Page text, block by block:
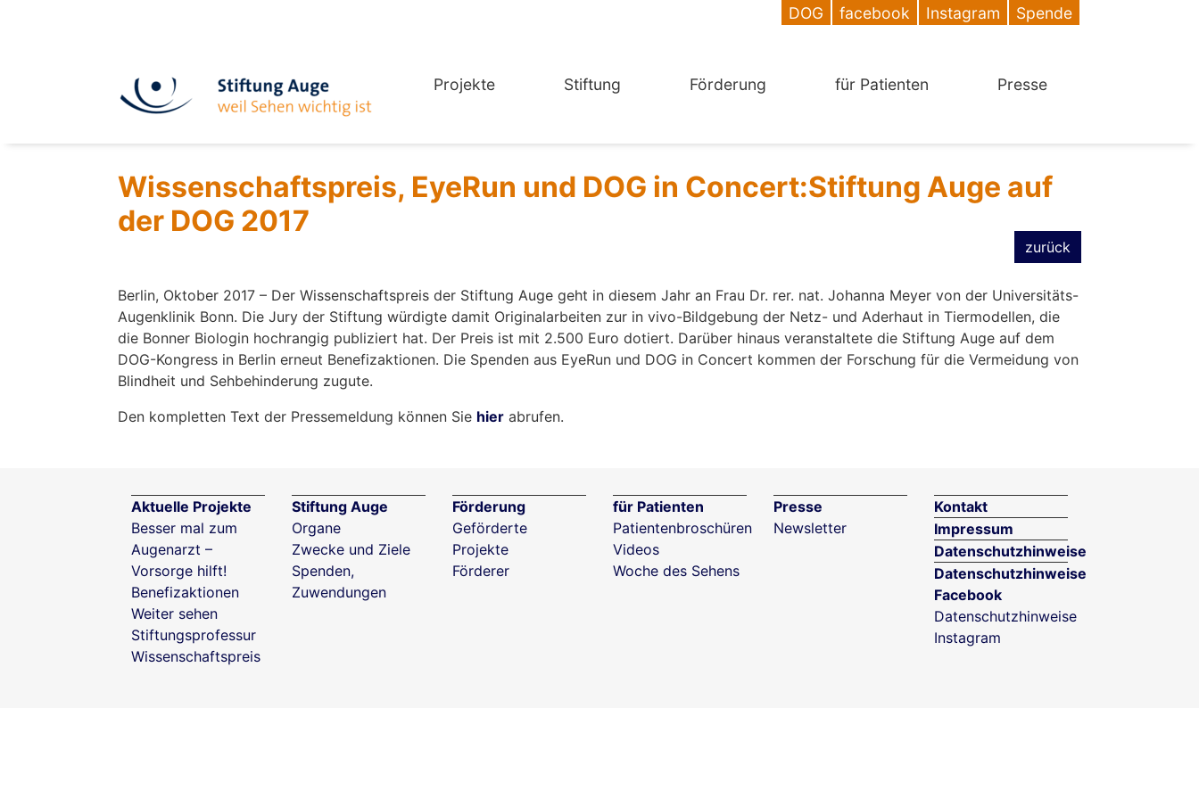
DOG facebook Instagram Spende
Projekte Stiftung Förderung für Patienten Presse
Wissenschaftspreis, EyeRun und DOG in Concert:Stiftung Auge auf
der DOG 2017
zurück
Berlin, Oktober 2017 – Der Wissenschaftspreis der Stiftung Auge geht in diesem Jahr an Frau Dr. rer. nat. Johanna Meyer von der Universitäts-
Augenklinik Bonn. Die Jury der Stiftung würdigte damit Originalarbeiten zur in vivo-Bildgebung der Netz- und Aderhaut in Tiermodellen, die
die Bonner Biologin hochrangig publiziert hat. Der Preis ist mit 2.500 Euro dotiert. Darüber hinaus veranstaltete die Stiftung Auge auf dem
DOG-Kongress in Berlin erneut Benefizaktionen. Die Spenden aus EyeRun und DOG in Concert kommen der Forschung für die Vermeidung von
Blindheit und Sehbehinderung zugute.
Den kompletten Text der Pressemeldung können Sie hier abrufen.
Aktuelle Projekte
Besser mal zum
Augenarzt –
Vorsorge hilft!
Benefizaktionen
Weiter sehen
Stiftungsprofessur
Wissenschaftspreis
Stiftung Auge
Organe
Zwecke und Ziele
Spenden,
Zuwendungen
Förderung
Geförderte
Projekte
Förderer
für Patienten
Patientenbroschüren
Videos
Woche des Sehens
Presse
Newsletter
Kontakt
Impressum
Datenschutzhinweise
Datenschutzhinweise
Facebook
Datenschutzhinweise
Instagram